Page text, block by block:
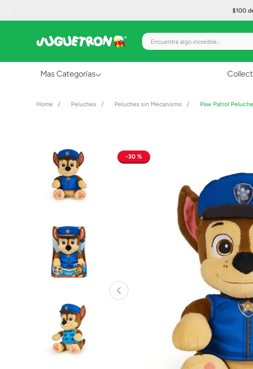
$100
Encuentra algo increíble...
Mas Categorías
Creatividad y Arte
Figuras de Acción
Gadgets y Electrónicos
Lanzadores
Muñecas
Construcción
Vehículos y Pistas
Peluches Peluches sin Mecanismo Paw Patrol
30 %